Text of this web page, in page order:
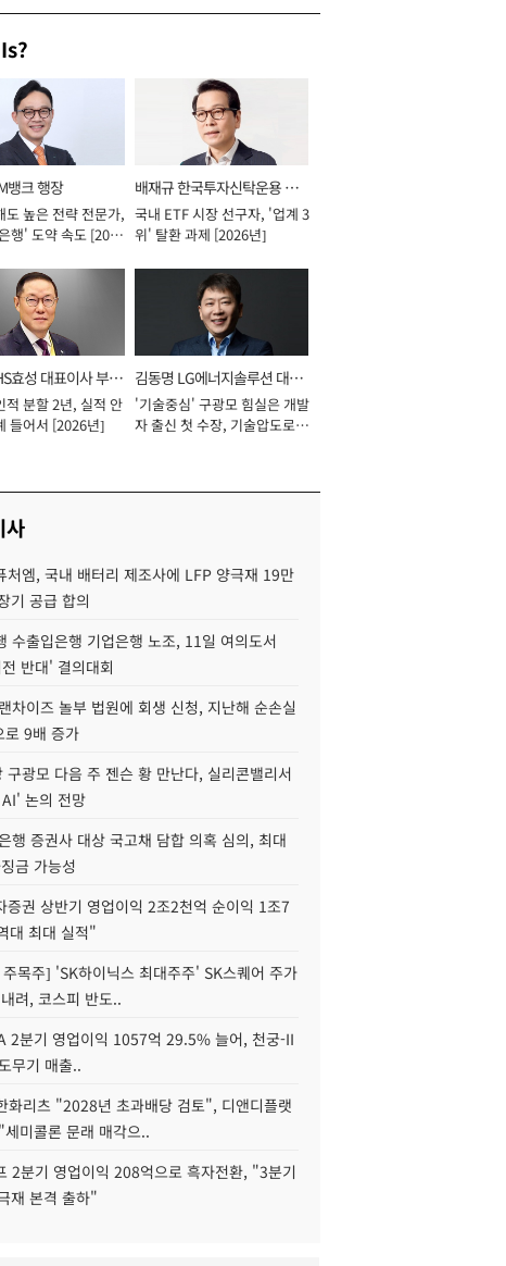
뱅크 행장
도 높은 전략 전문가,
행' 도약 속도 [2026
배재규 한국투자신탁운용 대
표이사 사장
국내 ETF 시장 선구자, '업계 3
위' 탈환 과제 [2026년]
효성 대표이사 부회
적 분할 2년, 실적 안
들어서 [2026년]
김동명 LG에너지솔루션 대표
이사 사장
'기술중심' 구광모 힘실은 개발
자 출신 첫 수장, 기술압도로
사
처엠, 국내 배터리 제조사에 LFP 양극재 19만
기 공급 합의
수출입은행 기업은행 노조, 11일 여의도서
반대' 결의대회
차이즈 놀부 법원에 회생 신청, 지난해 순손실
로 9배 증가
구광모 다음 주 젠슨 황 만난다, 실리콘밸리서
논의 전망
행 증권사 대상 국고채 담합 의혹 심의, 최대
금 가능성
증권 상반기 영업이익 2조2천억 순이익 1조7
대 최대 실적"
목주] 'SK하이닉스 최대주주' SK스퀘어 주가
려, 코스피 반도..
2분기 영업이익 1057억 29.5% 늘어, 천궁-II
무기 매출..
화리츠 "2028년 초과배당 검토", 디앤디플랫
미콜론 문래 매각으..
2분기 영업이익 208억으로 흑자전환, "3분기
재 본격 출하"